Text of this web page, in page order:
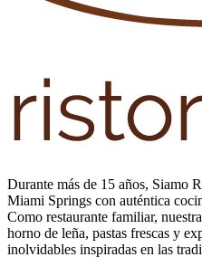
Durante más de 15 años, Siamo
Miami Springs con auténtica
Como restaurante familiar,
horno de leña, pastas frescas y
inolvidables inspiradas en las